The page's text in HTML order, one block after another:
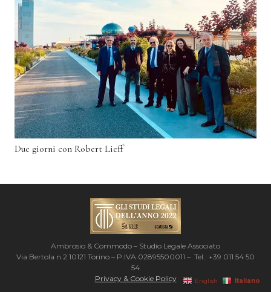
Due giorni con Robert Lieff
Ambrosio & Commodo – Studio Legale Associato
Via Bertola n.2 10121 Torino – P.IVA 02895500011 – Tel.: +39 011 54 50
54
Privacy & Cookie Policy
English Italiano